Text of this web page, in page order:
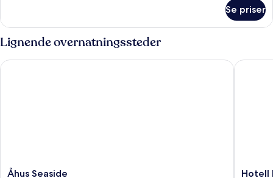
Se priser
Lignende overnatningssteder
Åhus
Åhus Seaside
Åhus Seaside
Hotell
Hotell
Hotell